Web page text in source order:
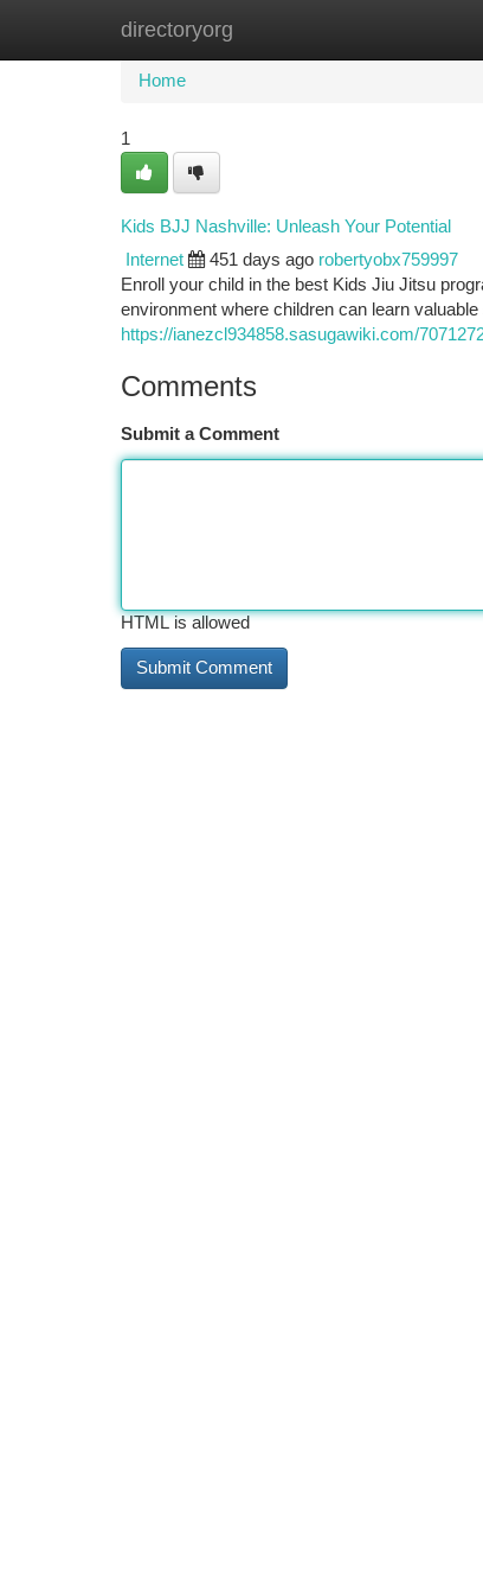
directoryorg
Home
Home
1
Kids BJJ Nashville: Unleash Your Potential
Internet 451 days ago robertyobx759997
Enroll your child in the best Kids Jiu Jitsu
environment where children can learn
https://ianezcl934858.sasugawiki.com/
Comments
Submit a Comment
HTML is allowed